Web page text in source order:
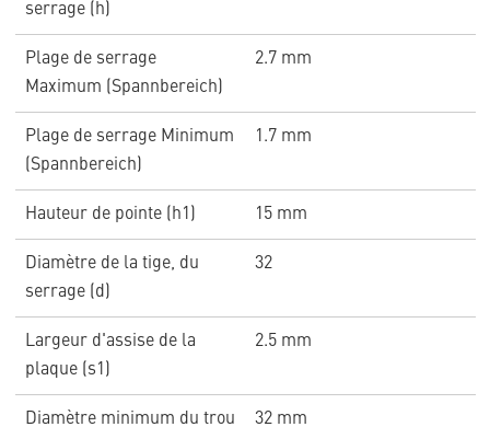
serrage (h)
Plage de serrage
Maximum (Spannbereich)
2.7 mm
Plage de serrage Minimum
(Spannbereich)
1.7 mm
Hauteur de pointe (h1) 15 mm
Diamètre de la tige, du
serrage (d)
32
Largeur d'assise de la
plaque (s1)
2.5 mm
Diamètre minimum du trou 32 mm